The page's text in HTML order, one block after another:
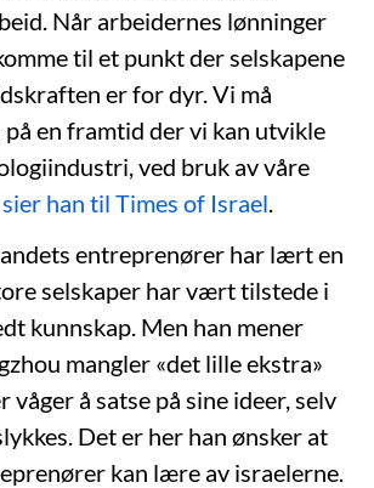
Når arbeidernes lønninger
til et punkt der selskapene
er for dyr. Vi må
en framtid der vi kan utvikle
ved bruk av våre
sier han til Times of Israel
entreprenører har lært en
selskaper har vært tilstede i
kunnskap. Men han mener
mangler «det lille ekstra»
våger å satse på sine ideer, selv
Det er her han ønsker at
kan lære av israelerne.